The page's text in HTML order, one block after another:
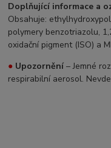
Doplňující informace a
Obsahuje:
polymery benzotriazolu,
oxidační pigment (ISO) a
● Upozornění – Jemné
respirabilní aerosol.